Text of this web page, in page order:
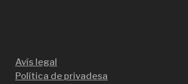
Avís legal
Política de privadesa